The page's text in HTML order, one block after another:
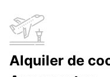
Alquiler de